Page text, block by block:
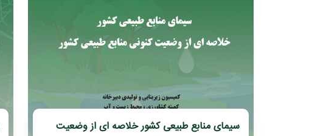
سیمای منابع طبیعی کشور خلاصه ای از وضعیت